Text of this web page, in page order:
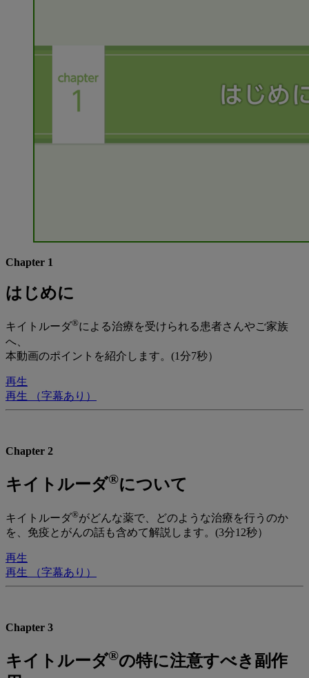
Chapter 1
はじめに
キイトルーダ®による治療を受けられる患者さんやご家族
へ、
本動画のポイントを紹介します。(1分7秒）
再生
再生 （字幕あり）
Chapter 2
キイトルーダ®について
キイトルーダ®がどんな薬で、どのような治療を行うのか
を、免疫とがんの話も含めて解説します。(3分12秒）
再生
再生 （字幕あり）
Chapter 3
キイトルーダ®の特に注意すべき副作